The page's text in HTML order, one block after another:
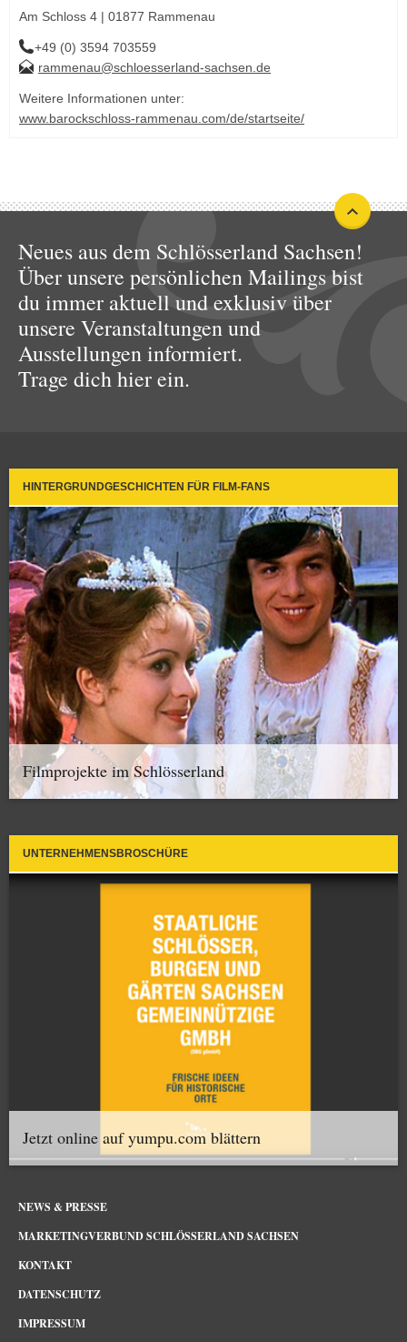
Am Schloss 4 | 01877 Rammenau
+49 (0) 3594 703559
rammenau@schloesserland-sachsen.de
Weitere Informationen unter:
www.barockschloss-rammenau.com/de/startseite/
Neues aus dem Schlösserland Sachsen!
Über unsere persönlichen Mailings bist
du immer aktuell und exklusiv über
unsere Veranstaltungen und
Ausstellungen informiert.
Trage dich hier ein.
HINTERGRUNDGESCHICHTEN FÜR FILM-FANS
Filmprojekte im Schlösserland
UNTERNEHMENSBROSCHÜRE
Jetzt online auf yumpu.com blättern
NEWS & PRESSE
MARKETINGVERBUND SCHLÖSSERLAND SACHSEN
KONTAKT
DATENSCHUTZ
IMPRESSUM